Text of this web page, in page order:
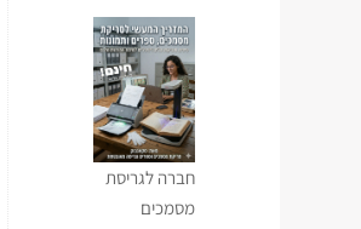
חברה לגריסת
מסמכים